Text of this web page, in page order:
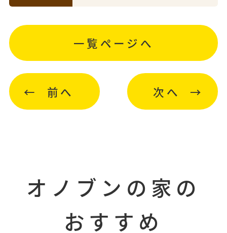
前へ
一覧ページへ
次へ
オノブンの家の
おすすめ